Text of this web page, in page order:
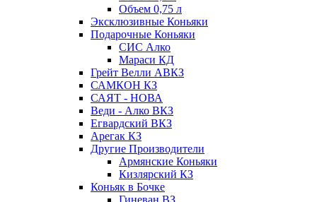
Объем 0,75 л
Эксклюзивные Коньяки
Подарочные Коньяки
СИС Алко
Мараси КД
Грейт Велли АВКЗ
САМКОН КЗ
САЯТ - НОВА
Веди - Алко ВКЗ
Егвардский ВКЗ
Арегак КЗ
Другие Производители
Армянские Коньяки
Кизлярский КЗ
Коньяк в Бочке
Гиневан ВЗ